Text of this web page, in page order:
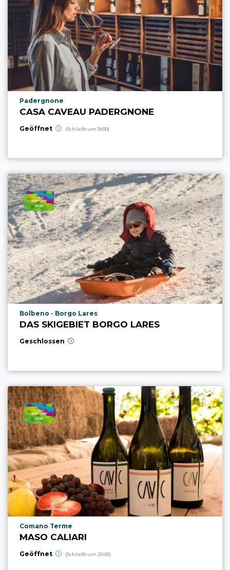
aria.poi_location_prefix
Padergnone
CASA CAVEAU PADERGNONE
Geöffnet (Schließt um 18:00)
aria.poi_location_prefix
Bolbeno - Borgo Lares
DAS SKIGEBIET BORGO LARES
Geschlossen
aria.poi_location_prefix
Comano Terme
MASO CALIARI
Geöffnet (Schließt um 20:00)